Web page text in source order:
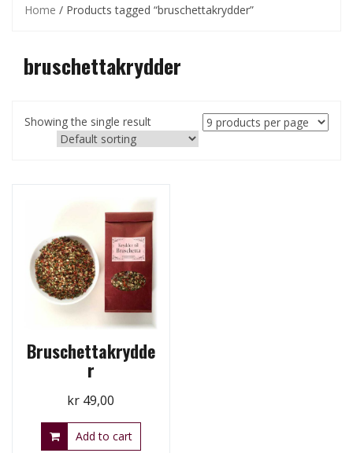
Home / Products tagged “bruschettakrydder”
bruschettakrydder
Showing the single result
Bruschettakrydde
r
kr 49,00
Add to cart